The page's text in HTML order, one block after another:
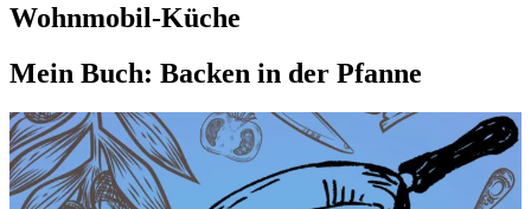
Wohnmobil-Küche
Mein Buch: Backen in der Pfanne